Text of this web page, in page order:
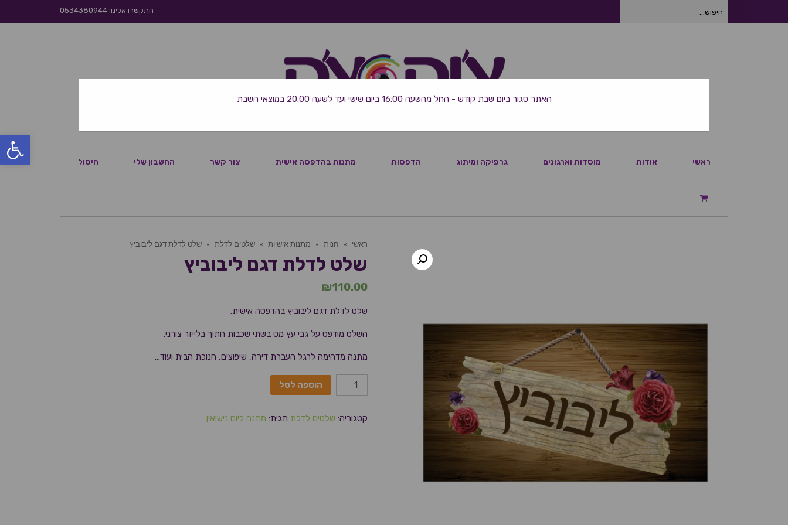
פתח
חיפוש התקשרו אלינו: 0534380944
ראשי אודות מוסדות וארגונים גרפיקה ומיתוג הדפסות מתנות בהדפסה אישית צור קשר החשבון שלי חיסול
ראשי » חנות » מתנות אישיות » שלטים לדלת » שלט לדלת דגם ליבוביץ
שלט לדלת דגם ליבוביץ
₪110.00
שלט לדלת דגם ליבוביץ בהדפסה אישית.
השלט מודפס על גבי עץ מט בשתי שכבות חתוך בלייזר צורני.
מתנה מדהימה לרגל העברת דירה, שיפוצים, חנוכת הבית ועוד…
הוספה לסל
קטגוריה: שלטים לדלת תגית: מתנה ליום נישואין
האתר סגור ביום שבת קודש - החל מהשעה 16:00 ביום שישי ועד לשעה 20:00 במוצאי השבת